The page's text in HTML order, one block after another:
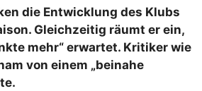
die Entwicklung des Klubs
Gleichzeitig räumt er ein,
mehr“ erwartet. Kritiker wie
von einem „beinahe